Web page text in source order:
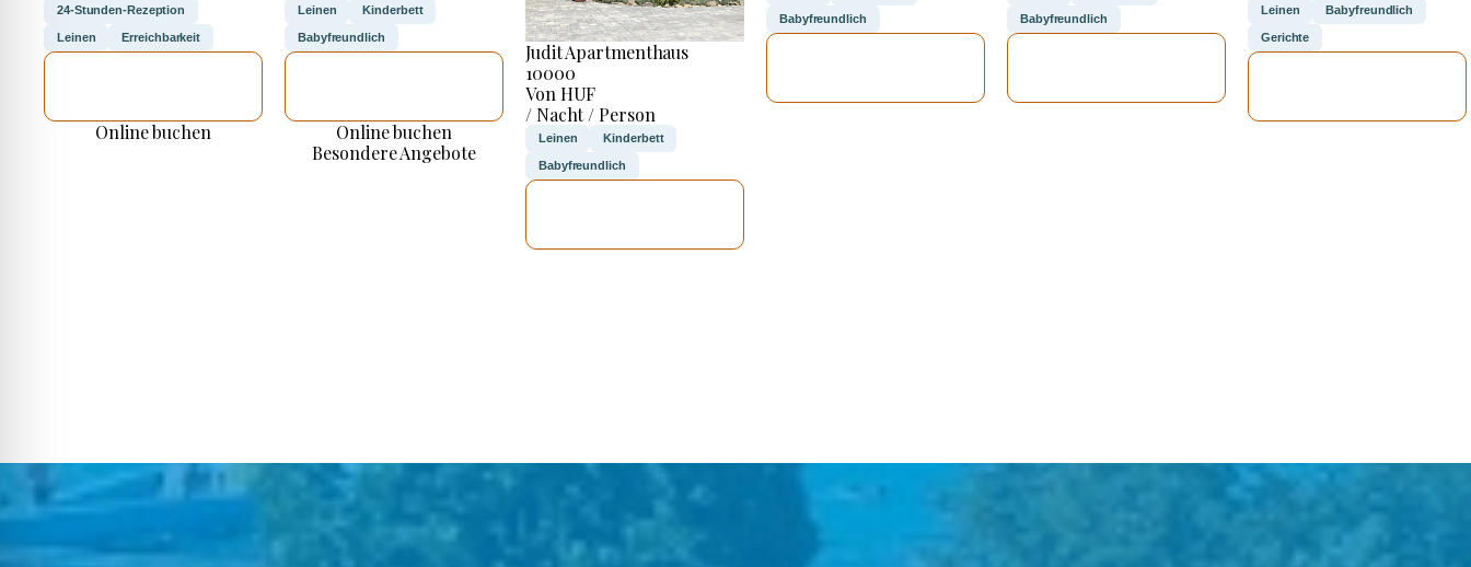
24-Stunden-Rezeption
Leinen Erreichbarkeit
Online buchen
Leinen Kinderbett
Babyfreundlich
Online buchen
Besondere Angebote
Judit Apartmenthaus
10000
Von HUF
/ Nacht / Person
Leinen Kinderbett
Babyfreundlich
Babyfreundlich Babyfreundlich
Leinen Babyfreundlich
Gerichte